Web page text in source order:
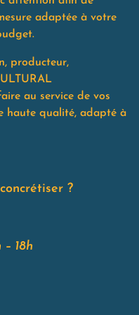
adaptée à votre
producteur,
au service de vos
haute qualité, adapté à
?
– 18h